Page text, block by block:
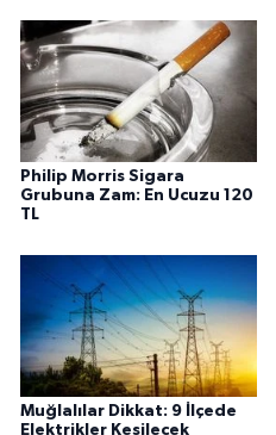
Philip Morris Sigara
Grubuna Zam: En Ucuzu 120
TL
Muğlalılar Dikkat: 9 İlçede
Elektrikler Kesilecek